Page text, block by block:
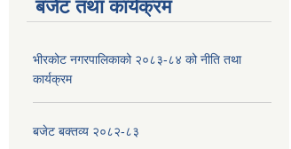
बजेट तथा कार्यक्रम
भीरकोट नगरपालिकाको २०८३-८४ को नीति तथा
कार्यक्रम
बजेट बक्तव्य २०८२-८३